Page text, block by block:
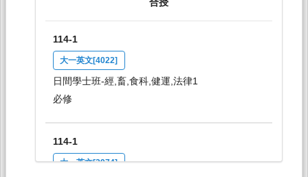
合授
114-1
大一英文[4022]
日間學士班-經,畜,食科,健運,法律1
必修
114-1
大一英文[3974]